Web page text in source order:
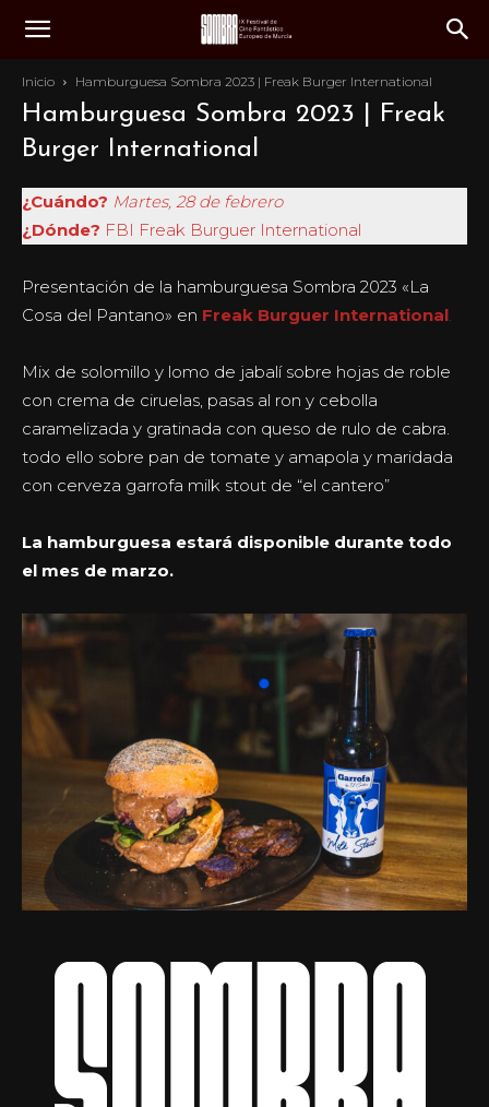
Inicio Hamburguesa Sombra 2023 | Freak Burger International
Hamburguesa Sombra 2023 | Freak
Burger International
¿Cuándo? Martes, 28 de febrero
¿Dónde? FBI Freak Burguer International
Presentación de la hamburguesa Sombra 2023 «La
Cosa del Pantano» en Freak Burguer International.
Mix de solomillo y lomo de jabalí sobre hojas de roble
con crema de ciruelas, pasas al ron y cebolla
caramelizada y gratinada con queso de rulo de cabra.
todo ello sobre pan de tomate y amapola y maridada
con cerveza garrofa milk stout de “el cantero”
La hamburguesa estará disponible durante todo
el mes de marzo.